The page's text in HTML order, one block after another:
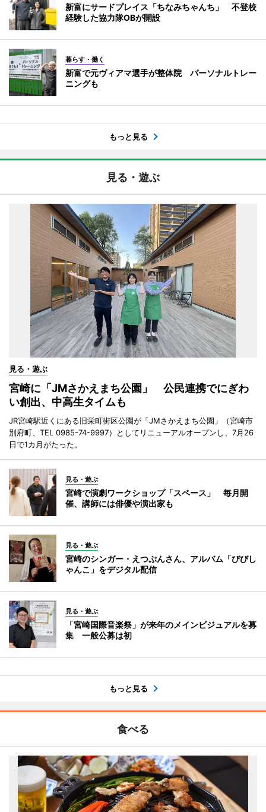
新富にサードプレイス「ちなみちゃんち」 不登校
経験した協力隊OBが開設
暮らす・働く
新富で元ヴィアマ選手が整体院 パーソナルトレー
ニングも
もっと見る
見る・遊ぶ
見る・遊ぶ
宮崎に「JMさかえまち公園」 公民連携でにぎわ
い創出、中高生タイムも
JR宮崎駅近くにある旧栄町街区公園が「JMさかえまち公園」（宮崎市
別府町、TEL 0985-74-9997）としてリニューアルオープンし、7月26
日で1カ月がたった。
見る・遊ぶ
宮崎で演劇ワークショップ「スペース」 毎月開
催、講師には俳優や演出家も
見る・遊ぶ
宮崎のシンガー・えつぷんさん、アルバム「びびし
ゃんこ」をデジタル配信
見る・遊ぶ
「宮崎国際音楽祭」が来年のメインビジュアルを募
集 一般公募は初
もっと見る
食べる